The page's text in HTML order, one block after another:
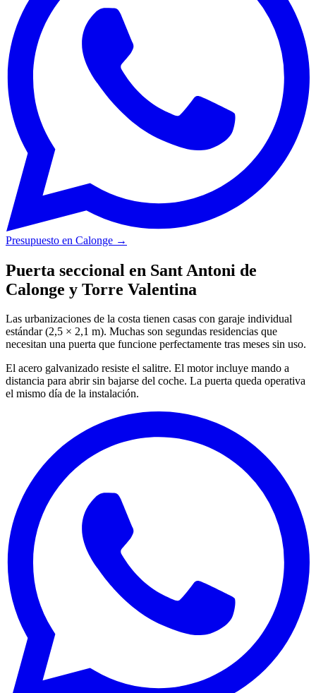
Presupuesto en Calonge →
Puerta seccional en Sant Antoni de
Calonge y Torre Valentina
Las urbanizaciones de la costa tienen casas con garaje individual
estándar (2,5 × 2,1 m). Muchas son segundas residencias que
necesitan una puerta que funcione perfectamente tras meses sin uso.
El acero galvanizado resiste el salitre. El motor incluye mando a
distancia para abrir sin bajarse del coche. La puerta queda operativa
el mismo día de la instalación.